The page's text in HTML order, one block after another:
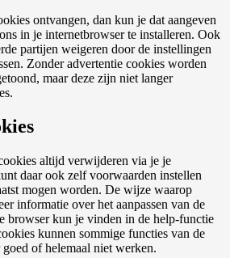
ontvangen, dan kun je dat aangeven
in je internetbrowser te installeren. Ook
partijen weigeren door de instellingen
Zonder advertentie cookies worden
maar deze zijn niet langer
altijd verwijderen via je je
daar ook zelf voorwaarden instellen
mogen worden. De wijze waarop
informatie over het aanpassen van de
browser kun je vinden in de help-functie
kunnen sommige functies van de
of helemaal niet werken.